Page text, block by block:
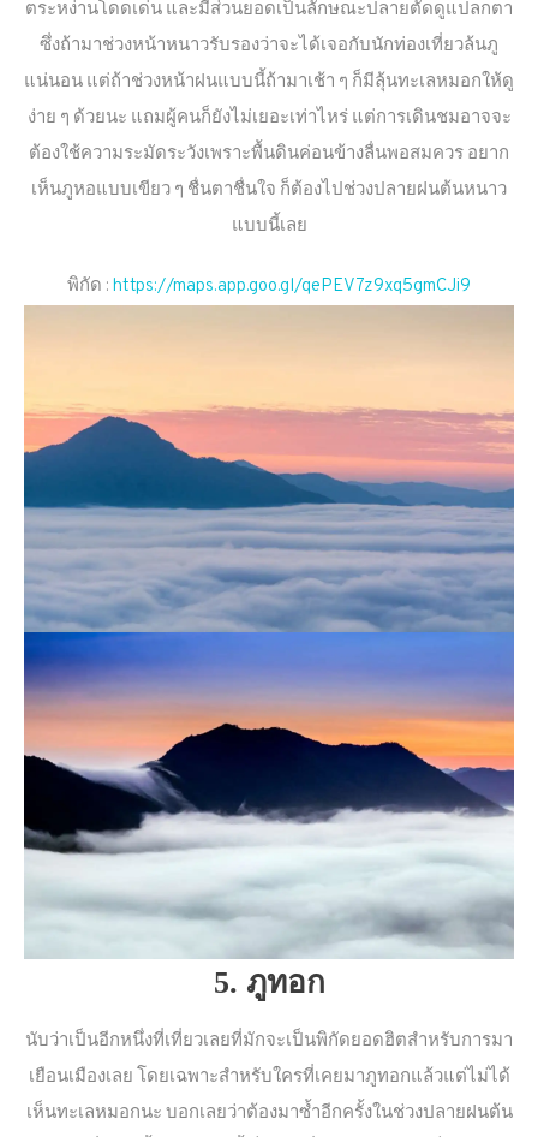
ตระหง่านโดดเด่น และมีส่วนยอดเป็นลักษณะปลายตัดดูแปลกตา
ซึ่งถ้ามาช่วงหน้าหนาวรับรองว่าจะได้เจอกับนักท่องเที่ยวล้นภู
แน่นอน แต่ถ้าช่วงหน้าฝนแบบนี้ถ้ามาเช้า ๆ ก็มีลุ้นทะเลหมอกให้ดู
ง่าย ๆ ด้วยนะ แถมผู้คนก็ยังไม่เยอะเท่าไหร่ แต่การเดินชมอาจจะ
ต้องใช้ความระมัดระวังเพราะพื้นดินค่อนข้างลื่นพอสมควร อยาก
เห็นภูหอแบบเขียว ๆ ชื่นตาชื่นใจ ก็ต้องไปช่วงปลายฝนต้นหนาว
แบบนี้เลย
พิกัด : https://maps.app.goo.gl/qePEV7z9xq5gmCJi9
5. ภูทอก
นับว่าเป็นอีกหนึ่งที่เที่ยวเลยที่มักจะเป็นพิกัดยอดฮิตสำหรับการมา
เยือนเมืองเลย โดยเฉพาะสำหรับใครที่เคยมาภูทอกแล้วแต่ไม่ได้
เห็นทะเลหมอกนะ บอกเลยว่าต้องมาซ้ำอีกครั้งในช่วงปลายฝนต้น